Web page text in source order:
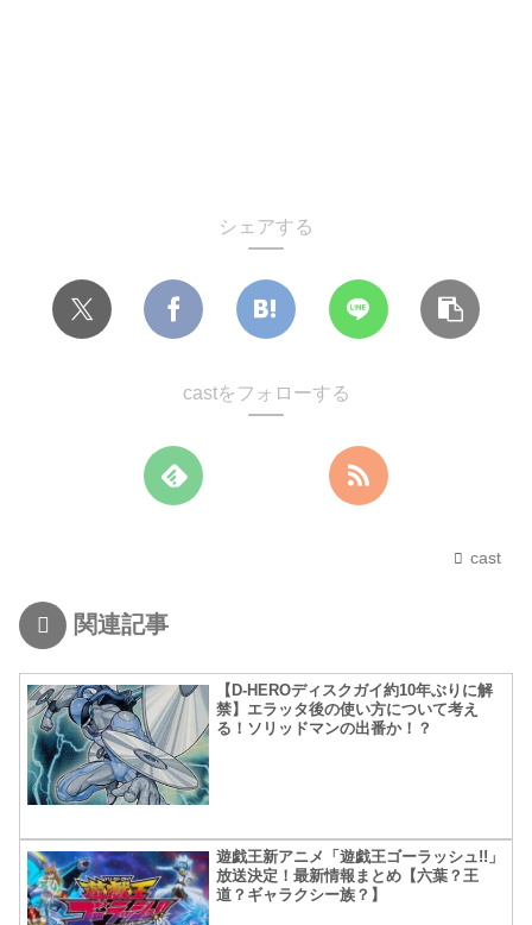
シェアする
castをフォローする
cast
関連記事
【D-HEROディスクガイ約10年ぶりに解
禁】エラッタ後の使い方について考え
る！ソリッドマンの出番か！？
遊戯王新アニメ「遊戯王ゴーラッシュ!!」
放送決定！最新情報まとめ【六葉？王
道？ギャラクシー族？】